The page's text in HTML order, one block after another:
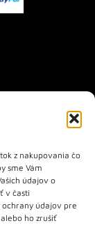
z nakupovania čo
sme Vám
údajov o
v časti
údajov pre
ho zrušiť
Na našej